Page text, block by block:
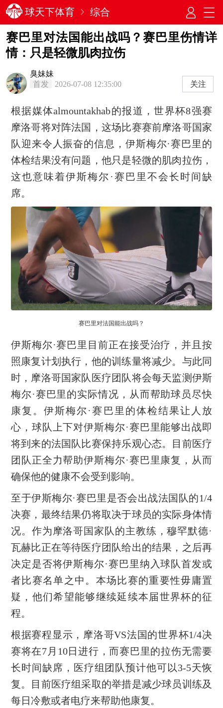
球天下体育 综合
赛巴里对法国能出战吗？赛巴里伤情详
情：只是轻微肌肉拉伤
臭妹妹
首发
2026-07-08 12:35:00 关注
根据媒体almountakhab的报道，世界杯8强赛
摩洛哥将对阵法国，这场比赛赛前摩洛哥国家
队迎来令人振奋的信息，伊斯梅尔·赛巴里的
体检结果没有问题，他只是轻微的肌肉拉伤，
这也意味着伊斯梅尔·赛巴里不会长时间缺
席。
赛巴里对法国能出战吗？
伊斯梅尔·赛巴里目前正在接受治疗，并且按
照康复计划执行，他的训练量将减少。与此同
时，摩洛哥国家队医疗团队将会每天监测伊斯
梅尔·赛巴里的实际情况，从而帮助球员尽快
康复。伊斯梅尔·赛巴里的体检结果让人放
心，球队上下对伊斯梅尔·赛巴里能够出战即
将到来的法国队比赛保持乐观心态。目前医疗
团队正全力帮助伊斯梅尔·赛巴里康复，从而
确保他的健康不会受到影响。
至于伊斯梅尔·赛巴里是否会出战法国队的1/4
决赛，最终结果仍将取决于球员的实际身体情
况。作为摩洛哥国家队的主教练，穆罕默德·
瓦赫比正在等待医疗团队给出的结果，之后再
决定是否将伊斯梅尔·赛巴里纳入球队首发或
者比赛名单之中。本场比赛的重要性毋庸置
疑，他们希望能够继续延续本届世界杯的征
程。
根据赛程显示，摩洛哥VS法国的世界杯1/4决
赛将在7月10日进行，而赛巴里的拉伤无需要
长时间缺席，医疗组团队预计他可以3-5天恢
复。目前医疗组采取的举措是减少球员训练及
每日冷敷或者电疗来帮助他康复。